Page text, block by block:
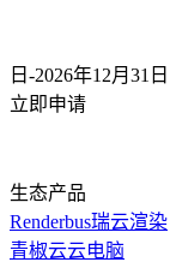
日-2026年12月31 日
立即申请
生态产品
Renderbus瑞云渲染
青椒云云电脑